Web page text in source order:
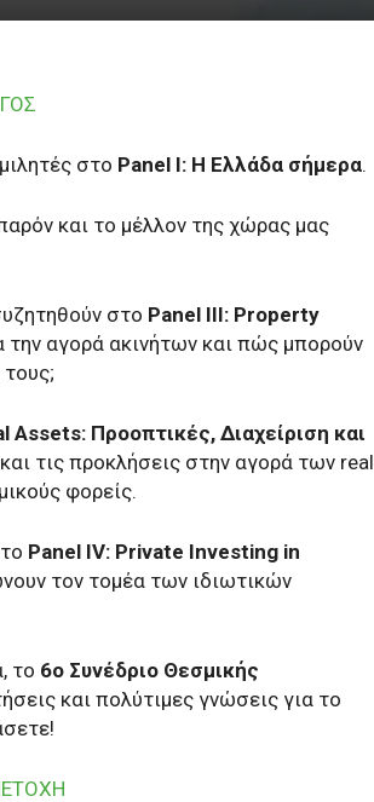
στο Panel I: Η Ελλάδα σήμερα.
και το μέλλον της χώρας μας
στο Panel ΙΙΙ: Property
την αγορά ακινήτων και πώς μπορούν
Assets: Προοπτικές, Διαχείριση και
τις προκλήσεις στην αγορά των real
φορείς.
Panel ΙV: Private Investing in
τον τομέα των ιδιωτικών
το 6ο Συνέδριο Θεσμικής
και πολύτιμες γνώσεις για το